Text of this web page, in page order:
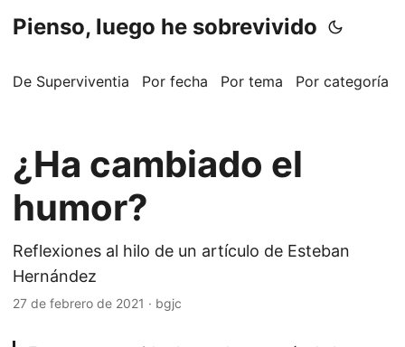
Pienso, luego he sobrevivido
De Superviventia Por fecha Por tema Por categoría
¿Ha cambiado el
humor?
Reflexiones al hilo de un artículo de Esteban
Hernández
27 de febrero de 2021 · bgjc